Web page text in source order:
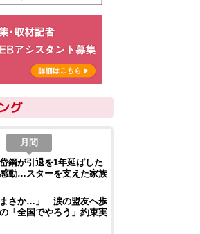
月間
鋼が引退を1年延ばした
動…スターを支えた家族
まさか…」 涙の盟友へ歩
「全国でやろう」約束実